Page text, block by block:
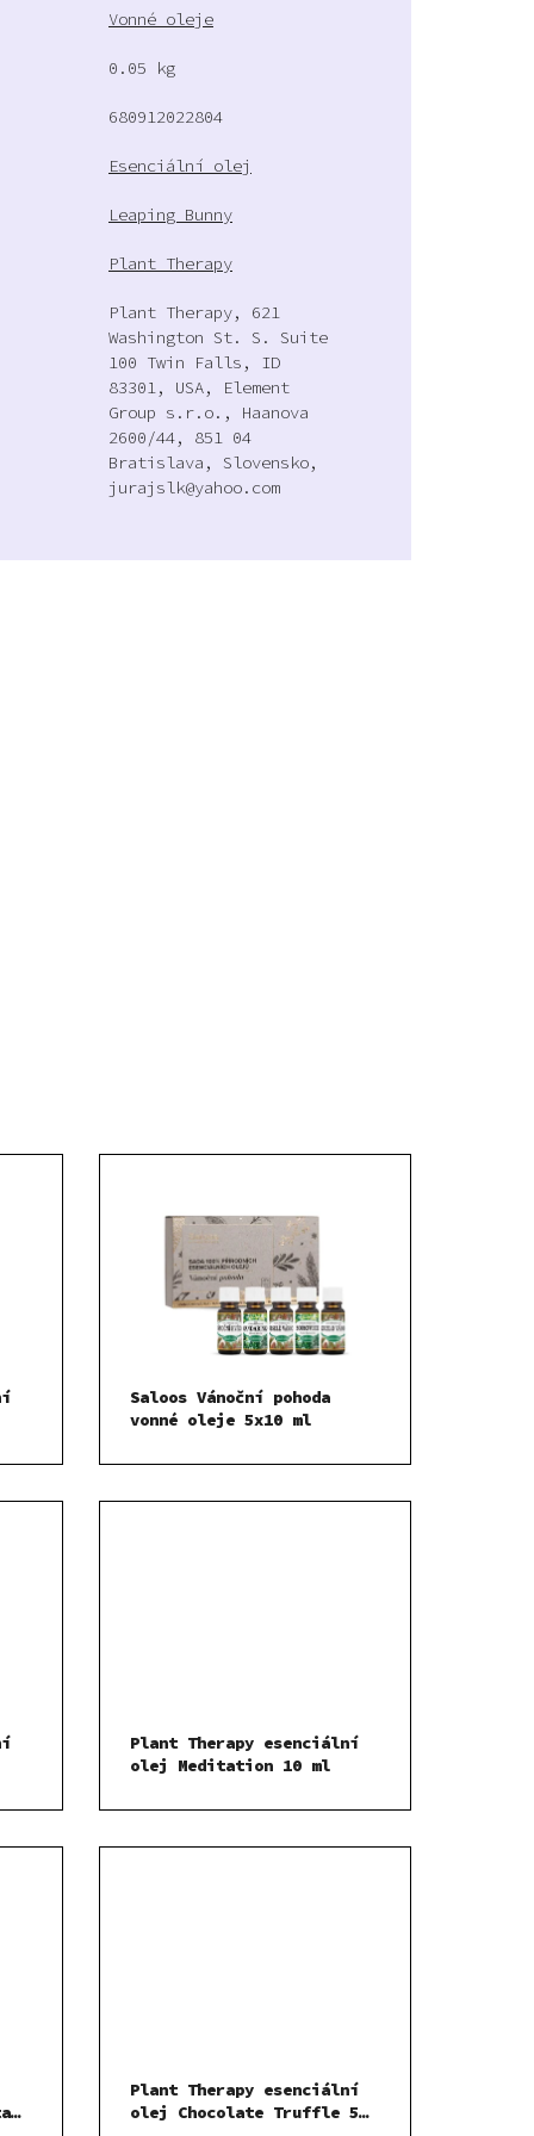
Vonné oleje
0.05 kg
680912022804
Esenciální olej
Leaping Bunny
Plant Therapy
Plant Therapy, 621
Washington St. S. Suite
100 Twin Falls, ID
83301, USA, Element
Group s.r.o., Haanova
2600/44, 851 04
Bratislava, Slovensko,
jurajslk@yahoo.com
Saloos Vánoční pohoda
vonné oleje 5x10 ml
Plant Therapy esenciální
olej Meditation 10 ml
Plant Therapy esenciální
olej Chocolate Truffle 5